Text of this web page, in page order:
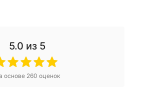
5.0 из 5
основе 260 оценок